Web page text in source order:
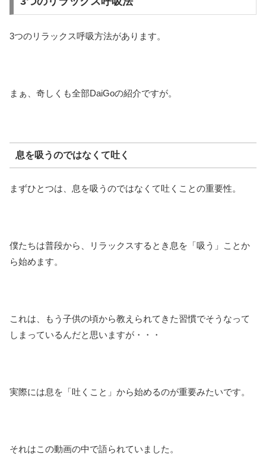
3つのリラックス呼吸方法があります。
まぁ、奇しくも全部DaiGoの紹介ですが。
息を吸うのではなくて吐く
まずひとつは、息を吸うのではなくて吐くことの重要性。
僕たちは普段から、リラックスするとき息を「吸う」ことか
ら始めます。
これは、もう子供の頃から教えられてきた習慣でそうなって
しまっているんだと思いますが・・・
実際には息を「吐くこと」から始めるのが重要みたいです。
それはこの動画の中で語られていました。